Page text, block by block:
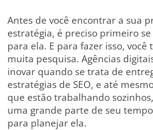
Antes de você encontrar a sua
estratégia, é preciso primeiro
para ela. E para fazer isso, você
muita pesquisa. Agências
inovar quando se trata de
estratégias de SEO, e até
que estão trabalhando
uma grande parte de seu
para planejar ela.